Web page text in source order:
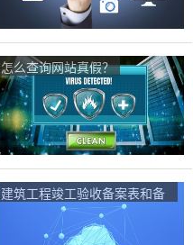
怎么查询网站真假？
建筑工程竣工验收备案表和备
案书的区别？